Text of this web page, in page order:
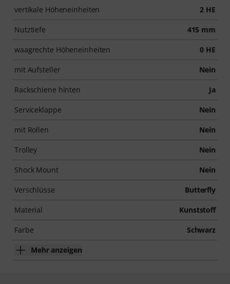
vertikale Höheneinheiten 2 HE
Nutztiefe 415 mm
waagrechte Höheneinheiten 0 HE
mit Aufsteller Nein
Rackschiene hinten Ja
Serviceklappe Nein
mit Rollen Nein
Trolley Nein
Shock Mount Nein
Verschlüsse Butterfly
Material Kunststoff
Farbe Schwarz
Mehr anzeigen